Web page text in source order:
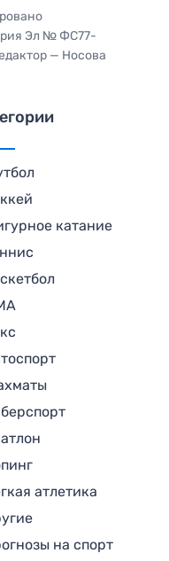
Эл № ФС77-
— Носова
катание
атлетика
на спорт